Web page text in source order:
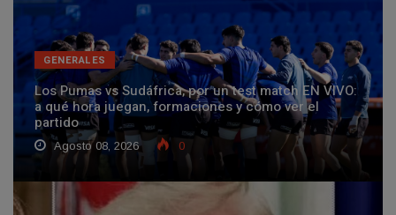
GENERALES
Los Pumas vs Sudáfrica, por un test match EN VIVO:
a qué hora juegan, formaciones y cómo ver el
partido
Agosto 08, 2026 0